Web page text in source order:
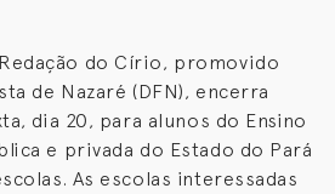
do Círio, promovido
de Nazaré (DFN), encerra
dia 20, para alunos do Ensino
e privada do Estado do Pará
As escolas interessadas